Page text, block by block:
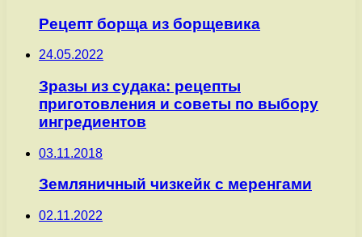
Рецепт борща из борщевика
24.05.2022
Зразы из судака: рецепты
приготовления и советы по выбору
ингредиентов
03.11.2018
Земляничный чизкейк с меренгами
02.11.2022